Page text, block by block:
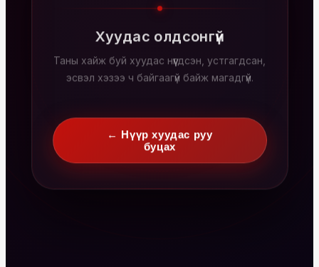
Хуудас олдсонгүй
Таны хайж буй хуудас нүүгдсэн, устгагдсан,
эсвэл хэзээ ч байгаагүй байж магадгүй.
← Нүүр хуудас руу
буцах